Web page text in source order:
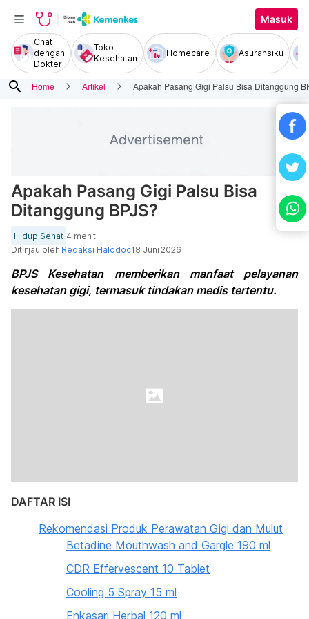
Masuk
Chat
dengan
Dokter
Toko
Kesehatan
Homecare Asuransiku
search Home Artikel Apakah Pasang Gigi Palsu Bisa Ditanggung
Apakah Pasang Gigi Palsu Bisa
Ditanggung BPJS?
Hidup Sehat 4 menit
Ditinjau oleh Redaksi Halodoc18 Juni 2026
BPJS Kesehatan memberikan manfaat pelayanan
kesehatan gigi, termasuk tindakan medis tertentu.
DAFTAR ISI
Rekomendasi Produk Perawatan Gigi dan Mulut
Betadine Mouthwash and Gargle 190 ml
CDR Effervescent 10 Tablet
Cooling 5 Spray 15 ml
Enkasari Herbal 120 ml